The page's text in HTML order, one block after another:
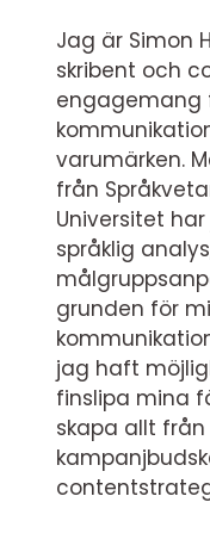
Jag är Simon
skribent och
engagemang
varumärken.
från
Universitet
språklig
grunden för
jag haft
finslipa mina
skapa allt